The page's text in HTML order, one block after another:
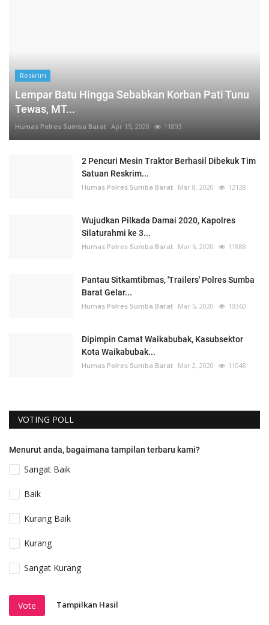
Reskrim
Lempar Batu Hingga Sebabkan Korban Pati Tunu
Tewas, MT...
Humas Polres Sumba Barat Apr 15, 2020 11893
2 Pencuri Mesin Traktor Berhasil Dibekuk Tim
Satuan Reskrim...
Humas Polres Sumba Barat Mar 8, 2020 12138
Wujudkan Pilkada Damai 2020, Kapolres
Silaturahmi ke 3...
Humas Polres Sumba Barat Mar 6, 2020 11888
Pantau Sitkamtibmas, 'Trailers' Polres Sumba
Barat Gelar...
Humas Polres Sumba Barat Mar 5, 2020 10360
Dipimpin Camat Waikabubak, Kasubsektor
Kota Waikabubak...
Humas Polres Sumba Barat Mar 2, 2020 11048
VOTING POLL
Menurut anda, bagaimana tampilan terbaru kami?
Sangat Baik
Baik
Kurang Baik
Kurang
Sangat Kurang
Vote Tampilkan Hasil